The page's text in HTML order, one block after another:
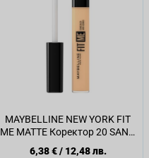
MAYBELLINE NEW YORK FIT
ME MATTE Коректор 20 SAND,
6.8 мл.
6,38 €/ 12,48 лв.